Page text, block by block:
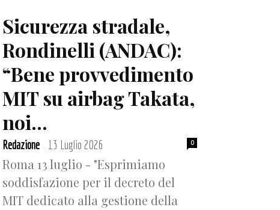
Sicurezza stradale,
Rondinelli (ANDAC):
“Bene provvedimento
MIT su airbag Takata,
noi...
Redazione - 13 Luglio 2026 0
Roma 13 luglio - "Esprimiamo
soddisfazione per il decreto del
MIT dedicato alla gestione della